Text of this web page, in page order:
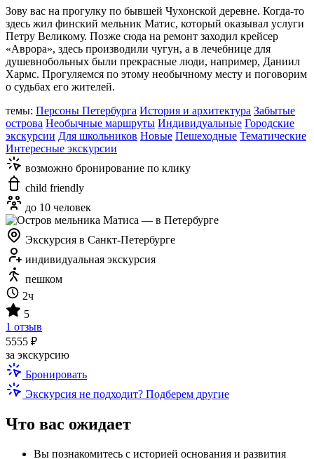
Зову вас на прогулку по бывшей Чухонской деревне. Когда-то
здесь жил финский мельник Матис, который оказывал услуги
Петру Великому. Позже сюда на ремонт заходил крейсер
«Аврора», здесь производили чугун, а в лечебнице для
душевнобольных были прекрасные люди, например, Даниил
Хармс. Прогуляемся по этому необычному месту и поговорим
о судьбах его жителей.
темы: Персоны Петербурга История и архитектура Забытые
острова Необычные маршруты Индивидуальные Городские
экскурсии Для школьников Новые Пешеходные Тематические
Интересные экскурсии
возможно бронирование по клику
child friendly
до 10 человек
Экскурсия в Санкт-Петербурге
индивидуальная экскурсия
пешком
2ч
5
1 отзыв
5555 ₽
за экскурсию
Бронировать
Экскурсия не подходит? Подберем другие
Что вас ожидает
Вы познакомитесь с историей основания и развития